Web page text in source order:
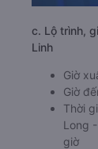
c. Lộ trình,
Linh
Giờ
Giờ
Thời
Long
giờ